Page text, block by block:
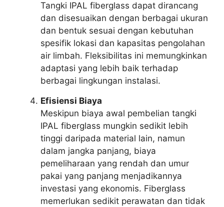
Tangki IPAL fiberglass dapat dirancang
dan disesuaikan dengan berbagai ukuran
dan bentuk sesuai dengan kebutuhan
spesifik lokasi dan kapasitas pengolahan
air limbah. Fleksibilitas ini memungkinkan
adaptasi yang lebih baik terhadap
berbagai lingkungan instalasi.
Efisiensi Biaya
Meskipun biaya awal pembelian tangki
IPAL fiberglass mungkin sedikit lebih
tinggi daripada material lain, namun
dalam jangka panjang, biaya
pemeliharaan yang rendah dan umur
pakai yang panjang menjadikannya
investasi yang ekonomis. Fiberglass
memerlukan sedikit perawatan dan tidak